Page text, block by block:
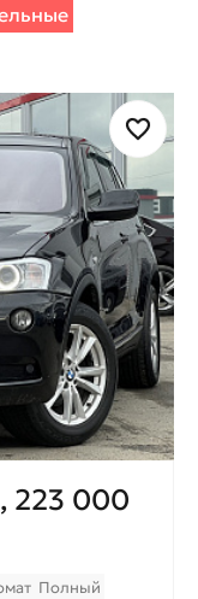
223 000
Полный